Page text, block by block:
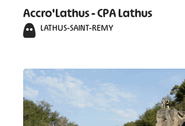
Accro'Lathus - CPA Lathus
LATHUS-SAINT-REMY
#
#